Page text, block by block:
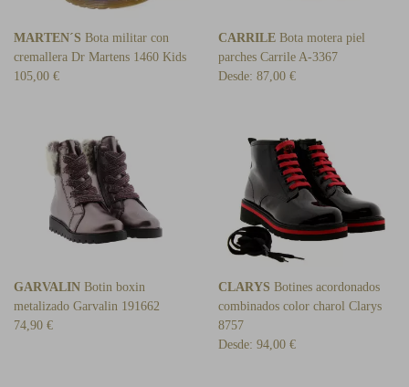
MARTEN´S Bota militar con
cremallera Dr Martens 1460 Kids
105,00 €
CARRILE Bota motera piel
parches Carrile A-3367
Desde: 87,00 €
GARVALIN Botin boxin
metalizado Garvalin 191662
74,90 €
CLARYS Botines acordonados
combinados color charol Clarys
8757
Desde: 94,00 €